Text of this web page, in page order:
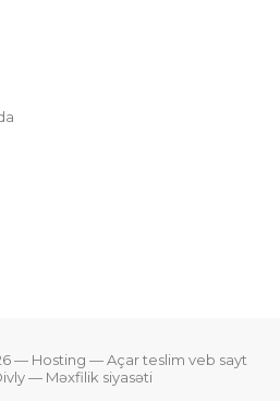
— Hosting —Açar teslim veb sayt
— Məxfilik siyasəti